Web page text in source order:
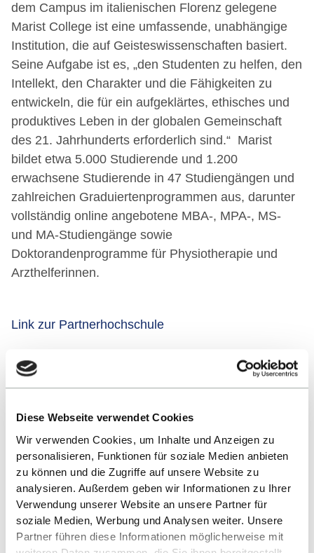
Diese Webseite verwendet Cookies
Wir verwenden Cookies, um Inhalte und Anzeigen zu
personalisieren, Funktionen für soziale Medien anbieten
zu können und die Zugriffe auf unsere Website zu
analysieren. Außerdem geben wir Informationen zu Ihrer
Verwendung unserer Website an unsere Partner für
soziale Medien, Werbung und Analysen weiter. Unsere
Partner führen diese Informationen möglicherweise mit
dem Campus im italienischen Florenz gelegene
Marist College ist eine umfassende, unabhängige
Institution, die auf Geisteswissenschaften basiert.
Seine Aufgabe ist es, „den Studenten zu helfen, den
Intellekt, den Charakter und die Fähigkeiten zu
entwickeln, die für ein aufgeklärtes, ethisches und
produktives Leben in der globalen Gemeinschaft
des 21. Jahrhunderts erforderlich sind.“ Marist
bildet etwa 5.000 Studierende und 1.200
erwachsene Studierende in 47 Studiengängen und
zahlreichen Graduiertenprogrammen aus, darunter
vollständig online angebotene MBA-, MPA-, MS-
und MA-Studiengänge sowie
Doktorandenprogramme für Physiotherapie und
Arzthelferinnen.
Link zur Partnerhochschule
Partner im Studiengang
International Business (IB) - BSc
ZURÜCK ZUR LISTE